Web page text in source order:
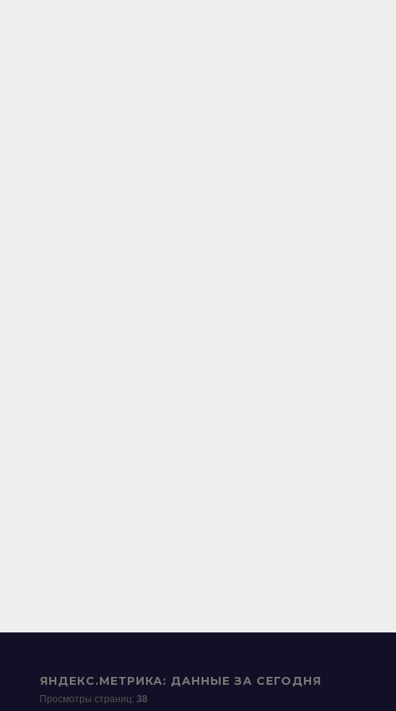
ЯНДЕКС.МЕТРИКА: ДАННЫЕ ЗА СЕГОДНЯ
Просмотры страниц: 38